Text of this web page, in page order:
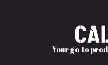
Your go-to